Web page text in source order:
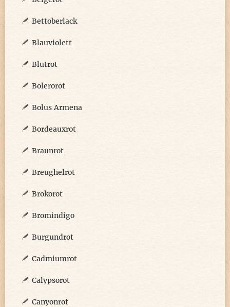
Bettoberlack
Blauviolett
Blutrot
Bolerorot
Bolus Armena
Bordeauxrot
Braunrot
Breughelrot
Brokorot
Bromindigo
Burgundrot
Cadmiumrot
Calypsorot
Canyonrot